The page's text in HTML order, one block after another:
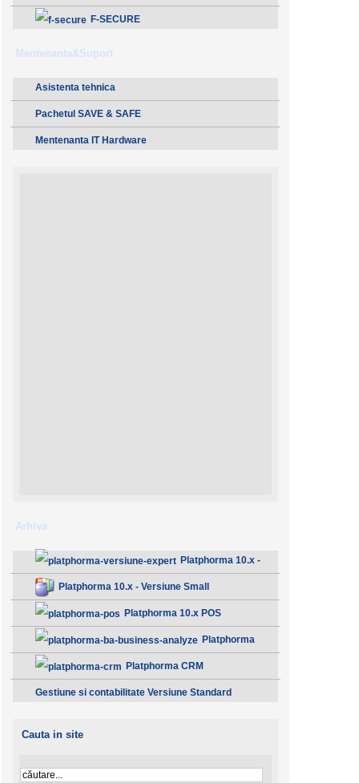
F-SECURE
Mentenanta&Suport
Asistenta tehnica
Pachetul SAVE & SAFE
Mentenanta IT Hardware
Arhiva
Platphorma 10.x -
Versiune Expert
Platphorma 10.x - Versiune Small
Platphorma 10.x POS
Platphorma
B.A. Analiza afacerii - ClasicPlatphorma CRM
Gestiune si contabilitate Versiune Standard
Cauta in site